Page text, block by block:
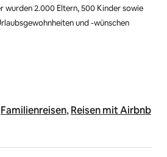
wurden 2.000 Eltern, 500 Kinder sowie
und -wünschen
Familienreisen,Reisen mit Airbnb